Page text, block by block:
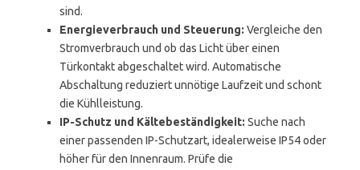
sind.
Energieverbrauch und Steuerung: Vergleiche den
Stromverbrauch und ob das Licht über einen
Türkontakt abgeschaltet wird. Automatische
Abschaltung reduziert unnötige Laufzeit und schont
die Kühlleistung.
IP-Schutz und Kältebeständigkeit: Suche nach
einer passenden IP-Schutzart, idealerweise IP54 oder
höher für den Innenraum. Prüfe die